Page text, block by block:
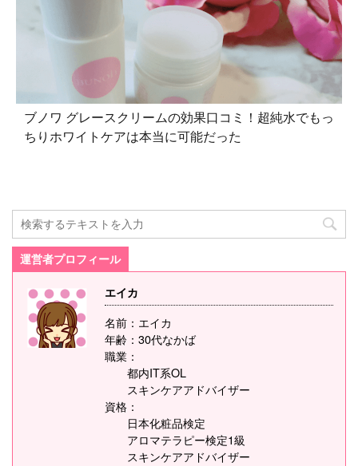
ブノワ グレースクリームの効果口コミ！超純水でもっ
ちりホワイトケアは本当に可能だった
運営者プロフィール
エイカ
名前：エイカ
年齢：30代なかば
職業：
都内IT系OL
スキンケアアドバイザー
資格：
日本化粧品検定
アロマテラピー検定1級
スキンケアアドバイザー